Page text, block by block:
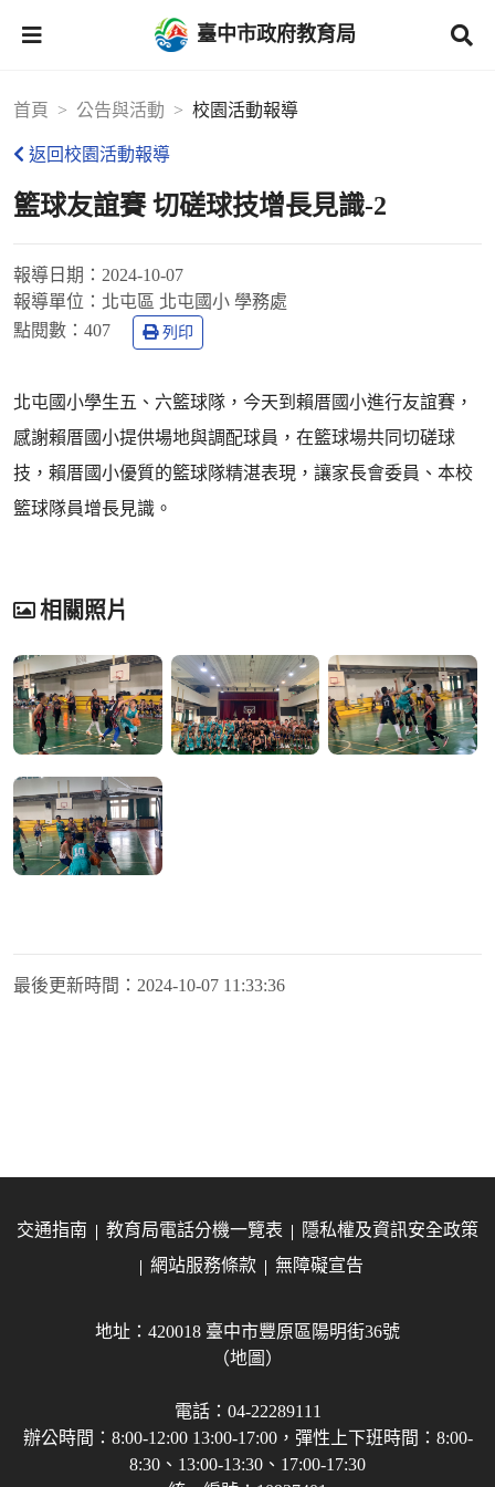
臺中市政府教育局
首頁 公告與活動 校園活動報導
返回校園活動報導
籃球友誼賽 切磋球技增長見識-2
報導日期： 2024-10-07
報導單位： 北屯區 北屯國小 學務處
點閱數： 407 列印
北屯國小學生五、六籃球隊，今天到賴厝國小進行友誼賽，
感謝賴厝國小提供場地與調配球員，在籃球場共同切磋球
技，賴厝國小優質的籃球隊精湛表現，讓家長會委員、本校
籃球隊員增長見識。
相關照片
最後更新時間： 2024-10-07 11:33:36
交通指南 教育局電話分機一覽表
隱私權及資訊安全政策
網站服務條款
無障礙宣告
地址：420018 臺中市豐原區陽明街36號
（地圖）
電話：04-22289111
辦公時間：8:00-12:00 13:00-17:00，彈性上下班時間：8:00-
8:30、13:00-13:30、17:00-17:30